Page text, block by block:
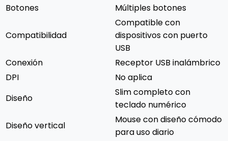
Botones
Múltiples botones
Compatibilidad
Compatible con
dispositivos con puerto
USB
Conexión
Receptor USB inalámbrico
DPI
No aplica
Diseño
Slim completo con
teclado numérico
Diseño vertical
Mouse con diseño cómodo
para uso diario